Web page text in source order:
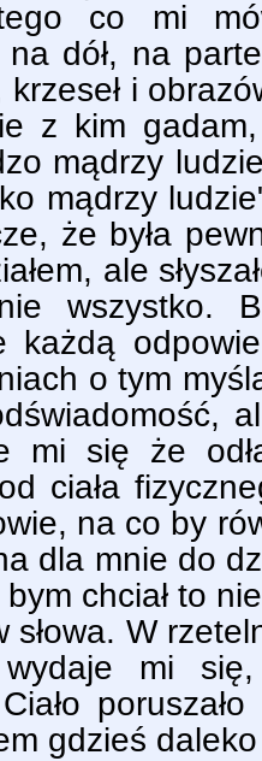
co mi
na dół, na
i
z kim
mądrzy
mądrzy
że była
ale
wszystko.
każdą
o tym
mi się że
ciała
na co by
dla mnie do
chciał to
W
wydaje mi
gdzieś